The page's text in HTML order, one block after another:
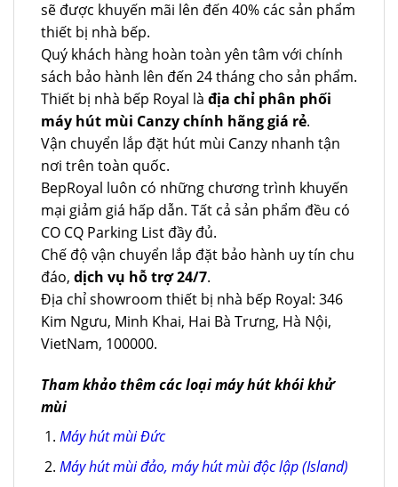
sẽ được khuyến mãi lên đến 40% các sản phẩm
thiết bị nhà bếp.
Quý khách hàng hoàn toàn yên tâm với chính
sách bảo hành lên đến 24 tháng cho sản phẩm.
Thiết bị nhà bếp Royal là địa chỉ phân phối
máy hút mùi Canzy chính hãng giá rẻ.
Vận chuyển lắp đặt hút mùi Canzy nhanh tận
nơi trên toàn quốc.
BepRoyal luôn có những chương trình khuyến
mại giảm giá hấp dẫn. Tất cả sản phẩm đều có
CO CQ Parking List đầy đủ.
Chế độ vận chuyển lắp đặt bảo hành uy tín chu
đáo, dịch vụ hỗ trợ 24/7.
Địa chỉ showroom thiết bị nhà bếp Royal: 346
Kim Ngưu, Minh Khai, Hai Bà Trưng, Hà Nội,
VietNam, 100000.
Tham khảo thêm các loại máy hút khói khử
mùi
Máy hút mùi Đức
Máy hút mùi đảo, máy hút mùi độc lập (Island)